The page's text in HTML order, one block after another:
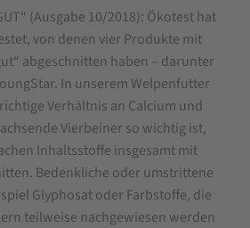
(Ausgabe 10/2018): Ökotest hat
von denen vier Produkte mit
abgeschnitten haben – darunter
In unserem Welpenfutter
Verhältnis an Calcium und
Vierbeiner so wichtig ist,
Inhaltsstoffe insgesamt mit
Bedenkliche oder umstrittene
Glyphosat oder Farbstoffe, die
teilweise nachgewiesen werden